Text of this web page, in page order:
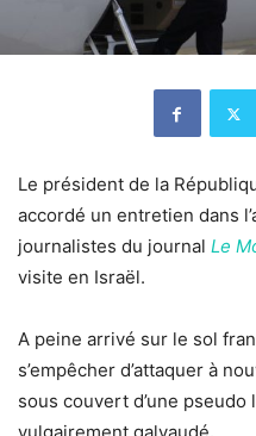
Le président de la
accordé un entretien dans
journalistes du journal Le
visite en Israël.
A peine arrivé sur le sol
s’empêcher d’attaquer à
sous couvert d’une